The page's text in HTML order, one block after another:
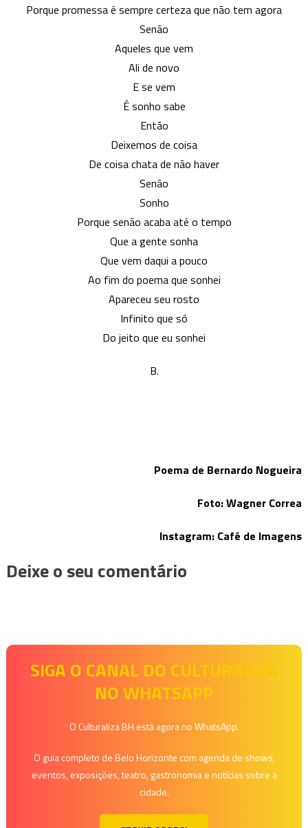
Porque promessa é sempre certeza que não tem agora
Senão
Aqueles que vem
Ali de novo
E se vem
É sonho sabe
Então
Deixemos de coisa
De coisa chata de não haver
Senão
Sonho
Porque senão acaba até o tempo
Que a gente sonha
Que vem daqui a pouco
Ao fim do poema que sonhei
Apareceu seu rosto
Infinito que só
Do jeito que eu sonhei
B.
Poema de Bernardo Nogueira
Foto: Wagner Correa
Instagram: Café de Imagens
Deixe o seu comentário
SIGA O CANAL DO CULTURALIZA
NO WHATSAPP
O Culturaliza BH está agora no WhatsApp.
O guia completo de Belo Horizonte com agenda de shows,
eventos, exposições, teatro, gastronomia e notícias sobre a
cidade.